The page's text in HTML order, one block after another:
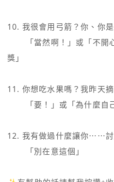
10. 我很會用弓箭？你、你
獎」
11. 你想吃水果嗎？我昨天
12. 我有做過什麼讓你⋯⋯討